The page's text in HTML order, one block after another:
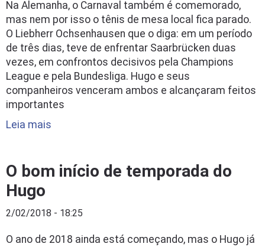
Na Alemanha, o Carnaval também é comemorado,
mas nem por isso o tênis de mesa local fica parado.
O Liebherr Ochsenhausen que o diga: em um período
de três dias, teve de enfrentar Saarbrücken duas
vezes, em confrontos decisivos pela Champions
League e pela Bundesliga. Hugo e seus
companheiros venceram ambos e alcançaram feitos
importantes
Leia mais
O bom início de temporada do
Hugo
2/02/2018 - 18:25
O ano de 2018 ainda está começando, mas o Hugo já